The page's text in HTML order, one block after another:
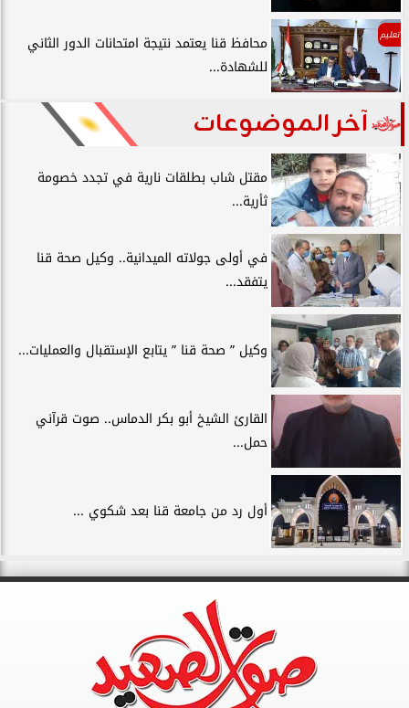
تعليم
محافظ قنا يعتمد نتيجة امتحانات الدور الثاني
للشهادة...
آخر الموضوعات
مقتل شاب بطلقات نارية في تجدد خصومة
ثأرية...
في أولى جولاته الميدانية.. وكيل صحة قنا
يتفقد...
وكيل ” صحة قنا ” يتابع الإستقبال والعمليات...
القارئ الشيخ أبو بكر الدماس.. صوت قرآني
حمل...
أول رد من جامعة قنا بعد شكوي ...